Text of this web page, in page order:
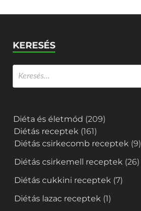
KERESÉS
Diéta és életmód (209)
Diétás receptek (161)
Diétás csirkecomb receptek (9)
Diétás csirkemell receptek (26)
Diétás cukkini receptek (7)
Diétás lazac receptek (1)